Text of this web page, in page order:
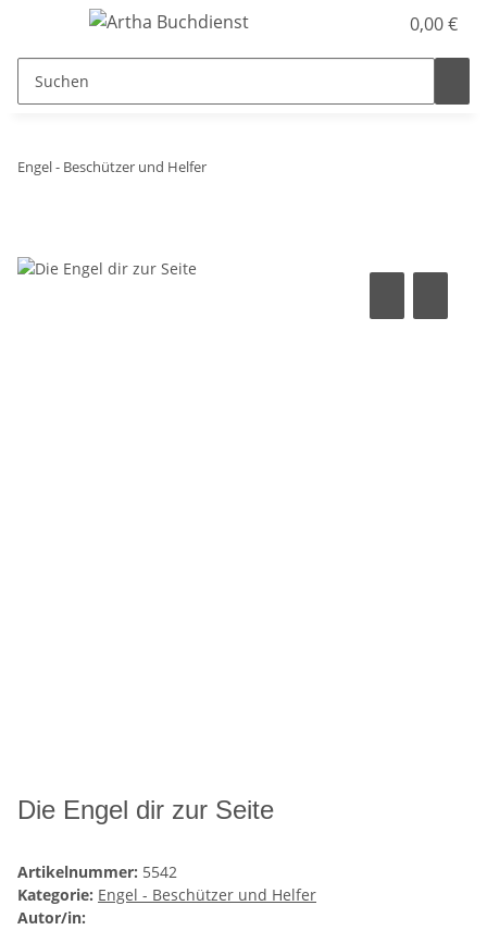
0,00 €
Engel - Beschützer und Helfer
Die Engel dir zur Seite
Artikelnummer: 5542
Kategorie: Engel - Beschützer und Helfer
Autor/in: